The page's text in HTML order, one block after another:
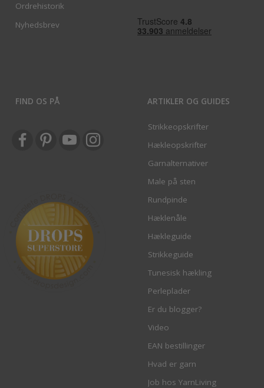
Ordrehistorik
Nyhedsbrev
FIND OS PÅ ARTIKLER OG GUIDES
Strikkeopskrifter
Hækleopskrifter
Garnalternativer
Male på sten
Rundpinde
Hæklenåle
Hækleguide
Strikkeguide
Tunesisk hækling
Perleplader
Er du blogger?
Video
EAN bestillinger
Hvad er garn
Job hos YarnLiving